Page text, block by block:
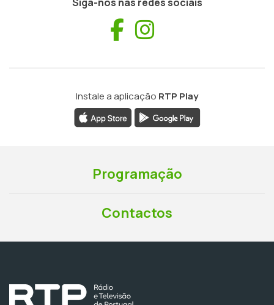
Facebook
Instale a aplicação RTP Play
Programação
Contactos